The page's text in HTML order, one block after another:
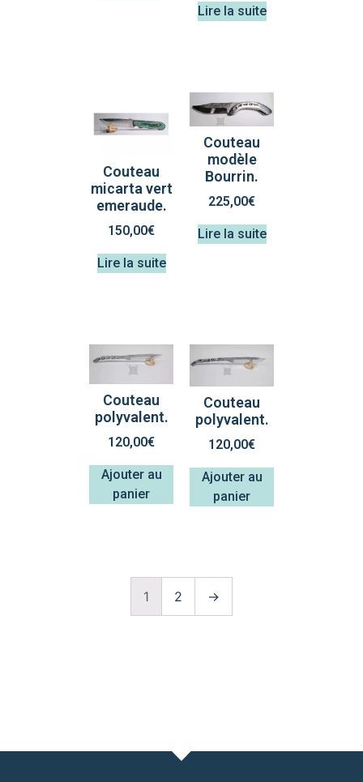
Lire la suite
Couteau
micarta vert
emeraude.
150,00€
Lire la suite
Couteau
modèle
Bourrin.
225,00€
Lire la suite
Couteau
polyvalent.
120,00€
Ajouter au
panier
Couteau
polyvalent.
120,00€
Ajouter au
panier
1 2 →